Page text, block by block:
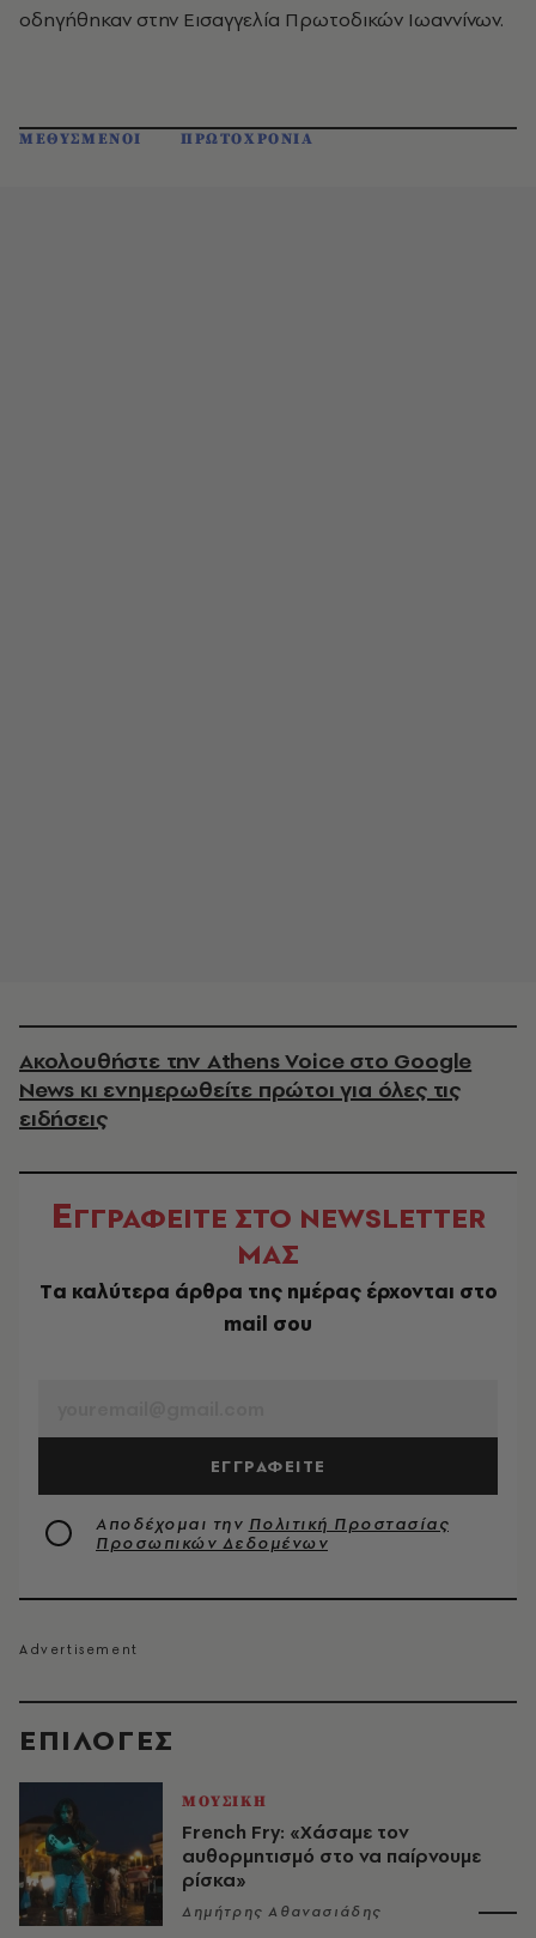
EΠΙΛΟΓΈΣ
ΜΟΥΣΙΚΗ
French Fry: «Χάσαμε τον
αυθορμητισμό στο να παίρνουμε
ρίσκα»
Δημήτρης Αθανασιάδης
οδηγήθηκαν στην Εισαγγελία Πρωτοδικών Ιωαννίνων.
ΜΕΘΥΣΜΕΝΟΙ ΠΡΩΤΟΧΡΟΝΙΑ
Ακολουθήστε την Athens Voice στο Google
News κι ενημερωθείτε πρώτοι για όλες τις
ειδήσεις
ΕΓΓΡΑΦΕΙΤΕ ΣΤΟ NEWSLETTER
ΜΑΣ
Tα καλύτερα άρθρα της ημέρας έρχονται στο
mail σου
ΕΓΓΡΑΦΕΙΤΕ
Αποδέχομαι την Πολιτική Προστασίας
Προσωπικών Δεδομένων